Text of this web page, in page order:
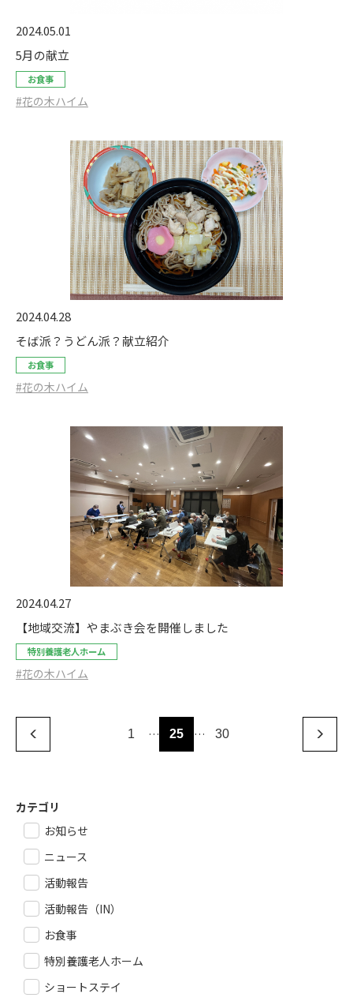
2024.05.01
5月の献立
お食事
#花の木ハイム
2024.04.28
そば派？うどん派？献立紹介
お食事
#花の木ハイム
2024.04.27
【地域交流】やまぶき会を開催しました
特別養護老人ホーム
#花の木ハイム
1 … 25 … 30
カテゴリ
お知らせ
ニュース
活動報告
活動報告（IN）
お食事
特別養護老人ホーム
ショートステイ